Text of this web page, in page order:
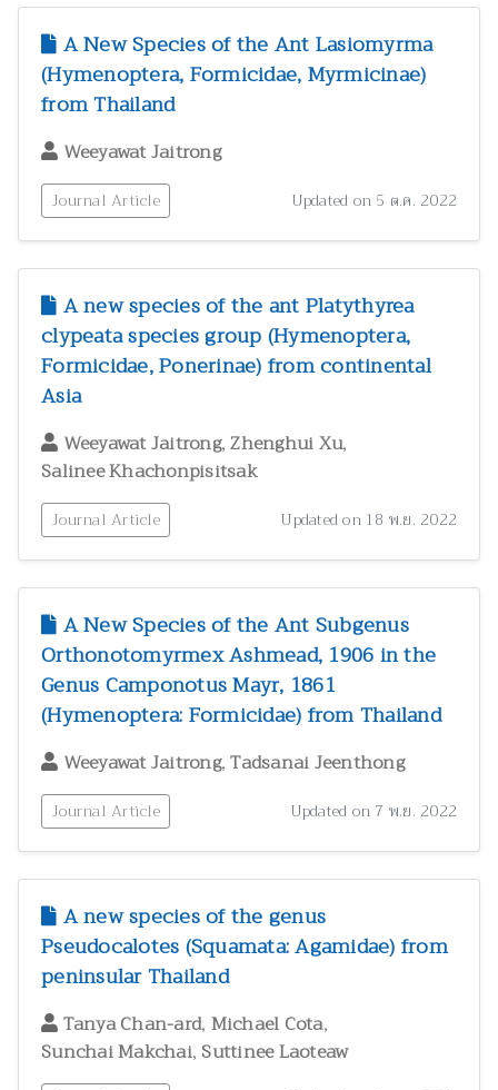
A New Species of the Ant Lasiomyrma
(Hymenoptera, Formicidae, Myrmicinae)
from Thailand
Weeyawat Jaitrong
Journal Article Updated on 5 ต.ค. 2022
A new species of the ant Platythyrea
clypeata species group (Hymenoptera,
Formicidae, Ponerinae) from continental
Asia
Weeyawat Jaitrong,Zhenghui Xu,
Salinee Khachonpisitsak
Journal Article Updated on 18 พ.ย. 2022
A New Species of the Ant Subgenus
Orthonotomyrmex Ashmead, 1906 in the
Genus Camponotus Mayr, 1861
(Hymenoptera: Formicidae) from Thailand
Weeyawat Jaitrong,Tadsanai Jeenthong
Journal Article Updated on 7 พ.ย. 2022
A new species of the genus
Pseudocalotes (Squamata: Agamidae) from
peninsular Thailand
Tanya Chan-ard, Michael Cota,
Sunchai Makchai, Suttinee Laoteaw